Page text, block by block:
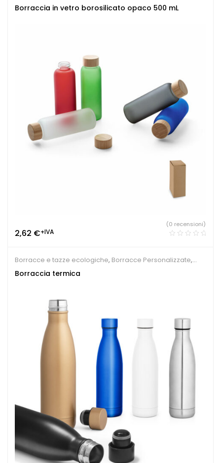
Borraccia in vetro borosilicato opaco 500 mL
2,62 €+IVA
(0 recensioni)
Borracce e tazze ecologiche, Borracce Personalizzate,
Società Sportive
Borraccia termica